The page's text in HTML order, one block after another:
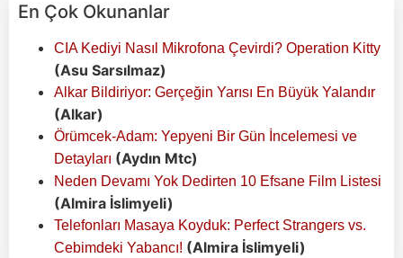
En Çok Okunanlar
CIA Kediyi Nasıl Mikrofona Çevirdi? Operation Kitty
(Asu Sarsılmaz)
Alkar Bildiriyor: Gerçeğin Yarısı En Büyük Yalandır
(Alkar)
Örümcek-Adam: Yepyeni Bir Gün İncelemesi ve
Detayları (Aydın Mtc)
Neden Devamı Yok Dedirten 10 Efsane Film Listesi
(Almira İslimyeli)
Telefonları Masaya Koyduk: Perfect Strangers vs.
Cebimdeki Yabancı! (Almira İslimyeli)